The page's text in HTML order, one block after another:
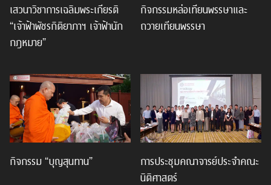
เสวนาวิชาการเฉลิมพระเกียรติ
“เจ้าฟ้าพัชรกิติยาภาฯ เจ้าฟ้านัก
กฎหมาย”
กิจกรรมหล่อเทียนพรรษาและ
ถวายเทียนพรรษา
กิจกรรม “บุญสุนทาน”
การประชุมคณาจารย์ประจำคณะ
นิติศาสตร์